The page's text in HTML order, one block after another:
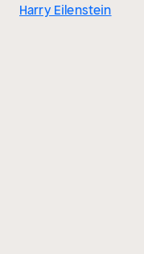
Harry Eilenstein